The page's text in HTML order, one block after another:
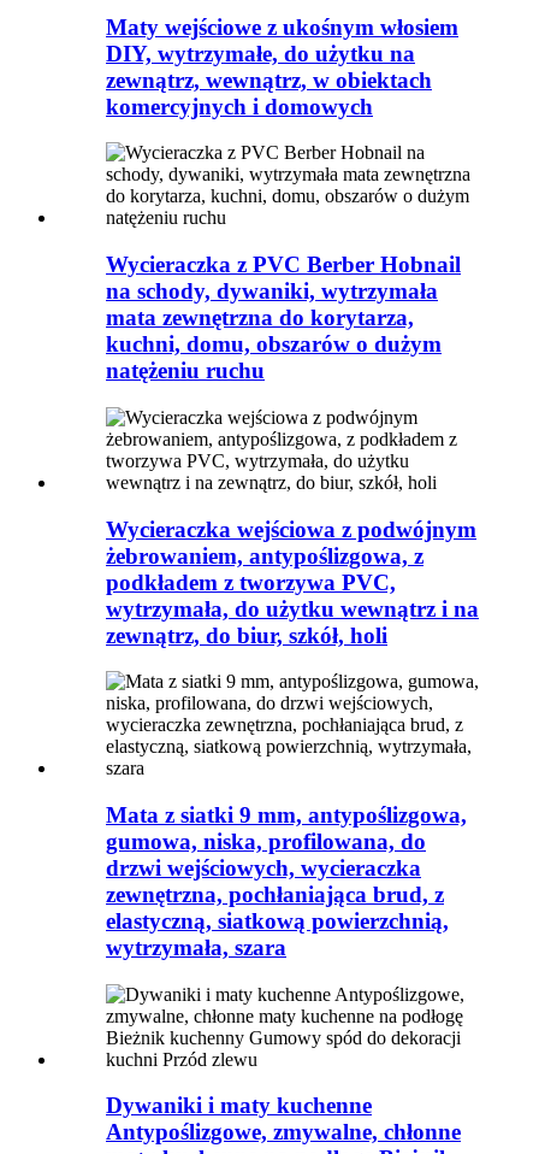
Maty wejściowe z ukośnym włosiem
DIY, wytrzymałe, do użytku na
zewnątrz, wewnątrz, w obiektach
komercyjnych i domowych
Wycieraczka z PVC Berber Hobnail
na schody, dywaniki, wytrzymała
mata zewnętrzna do korytarza,
kuchni, domu, obszarów o dużym
natężeniu ruchu
Wycieraczka wejściowa z podwójnym
żebrowaniem, antypoślizgowa, z
podkładem z tworzywa PVC,
wytrzymała, do użytku wewnątrz i na
zewnątrz, do biur, szkół, holi
Mata z siatki 9 mm, antypoślizgowa,
gumowa, niska, profilowana, do
drzwi wejściowych, wycieraczka
zewnętrzna, pochłaniająca brud, z
elastyczną, siatkową powierzchnią,
wytrzymała, szara
Dywaniki i maty kuchenne
Antypoślizgowe, zmywalne, chłonne